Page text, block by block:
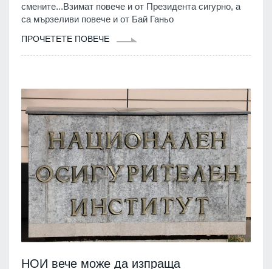
смените...Взимат повече и от Президента сигурно, а
са мързеливи повече и от Бай Ганьо
ПРОЧЕТЕТЕ ПОВЕЧЕ
НОИ вече може да изпраща